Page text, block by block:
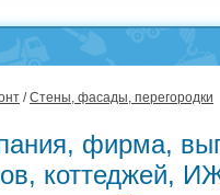
/Стены, фасады, перегородки
фирма,
коттеджей,